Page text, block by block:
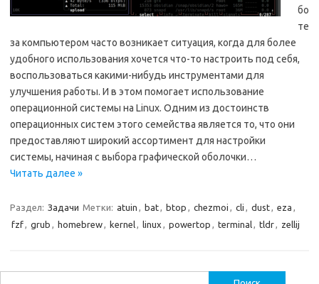
бо
те
за компьютером часто возникает ситуация, когда для более
удобного использования хочется что-то настроить под себя,
воспользоваться какими-нибудь инструментами для
улучшения работы. И в этом помогает использование
операционной системы на Linux. Одним из достоинств
операционных систем этого семейства является то, что они
предоставляют широкий ассортимент для настройки
системы, начиная с выбора графической оболочки…
Читать далее »
Раздел: Задачи Метки: atuin , bat, btop , chezmoi , cli , dust, eza ,
fzf, grub , homebrew, kernel, linux , powertop , terminal, tldr, zellij